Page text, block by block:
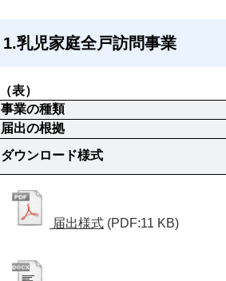
1.乳児家庭全戸訪問事業
（表）
事業の種類
届出の根拠
ダウンロード様式
届出様式 (PDF:11 KB)